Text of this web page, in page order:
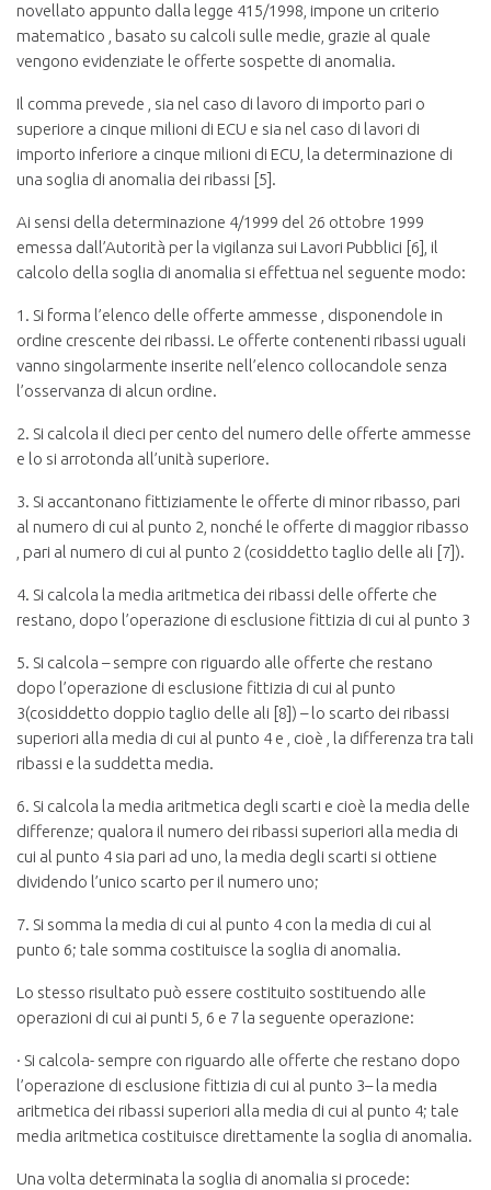
novellato appunto dalla legge 415/1998, impone un criterio
matematico , basato su calcoli sulle medie, grazie al quale
vengono evidenziate le offerte sospette di anomalia.
Il comma prevede , sia nel caso di lavoro di importo pari o
superiore a cinque milioni di ECU e sia nel caso di lavori di
importo inferiore a cinque milioni di ECU, la determinazione di
una soglia di anomalia dei ribassi [5].
Ai sensi della determinazione 4/1999 del 26 ottobre 1999
emessa dall’Autorità per la vigilanza sui Lavori Pubblici [6], il
calcolo della soglia di anomalia si effettua nel seguente modo:
1. Si forma l’elenco delle offerte ammesse , disponendole in
ordine crescente dei ribassi. Le offerte contenenti ribassi uguali
vanno singolarmente inserite nell’elenco collocandole senza
l’osservanza di alcun ordine.
2. Si calcola il dieci per cento del numero delle offerte ammesse
e lo si arrotonda all’unità superiore.
3. Si accantonano fittiziamente le offerte di minor ribasso, pari
al numero di cui al punto 2, nonché le offerte di maggior ribasso
, pari al numero di cui al punto 2 (cosiddetto taglio delle ali [7]).
4. Si calcola la media aritmetica dei ribassi delle offerte che
restano, dopo l’operazione di esclusione fittizia di cui al punto 3
5. Si calcola – sempre con riguardo alle offerte che restano
dopo l’operazione di esclusione fittizia di cui al punto
3(cosiddetto doppio taglio delle ali [8]) – lo scarto dei ribassi
superiori alla media di cui al punto 4 e , cioè , la differenza tra tali
ribassi e la suddetta media.
6. Si calcola la media aritmetica degli scarti e cioè la media delle
differenze; qualora il numero dei ribassi superiori alla media di
cui al punto 4 sia pari ad uno, la media degli scarti si ottiene
dividendo l’unico scarto per il numero uno;
7. Si somma la media di cui al punto 4 con la media di cui al
punto 6; tale somma costituisce la soglia di anomalia.
Lo stesso risultato può essere costituito sostituendo alle
operazioni di cui ai punti 5, 6 e 7 la seguente operazione:
· Si calcola- sempre con riguardo alle offerte che restano dopo
l’operazione di esclusione fittizia di cui al punto 3– la media
aritmetica dei ribassi superiori alla media di cui al punto 4; tale
media aritmetica costituisce direttamente la soglia di anomalia.
Una volta determinata la soglia di anomalia si procede: